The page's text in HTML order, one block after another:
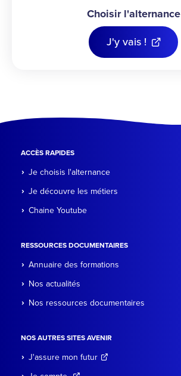
Choisir l'alternance
J'y vais !
ACCÈS RAPIDES
Je choisis l'alternance
Je découvre les métiers
Chaine Youtube
RESSOURCES DOCUMENTAIRES
Annuaire des formations
Nos actualités
Nos ressources documentaires
NOS AUTRES SITES AVENIR
J'assure mon futur